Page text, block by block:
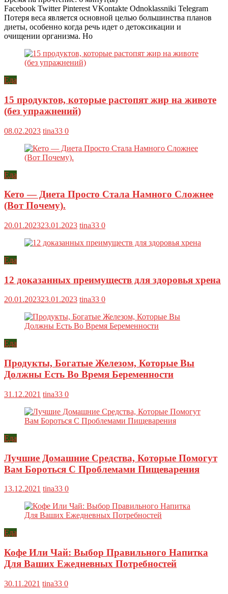
Facebook Twitter Pinterest VKontakte Odnoklassniki Telegram
Потеря веса является основной целью большинства планов
диеты, особенно когда речь идет о детоксикации и
очищении организма. Но
Еда
15 продуктов, которые растопят жир на животе
(без упражнений)
08.02.2023 tina33 0
Еда
Кето — Диета Просто Стала Намного Сложнее
(Вот Почему).
20.01.202323.01.2023 tina33 0
Еда
12 доказанных преимуществ для здоровья хрена
20.01.202323.01.2023 tina33 0
Еда
Продукты, Богатые Железом, Которые Вы
Должны Есть Во Время Беременности
31.12.2021 tina33 0
Еда
Лучшие Домашние Средства, Которые Помогут
Вам Бороться С Проблемами Пищеварения
13.12.2021 tina33 0
Еда
Кофе Или Чай: Выбор Правильного Напитка
Для Ваших Ежедневных Потребностей
30.11.2021 tina33 0